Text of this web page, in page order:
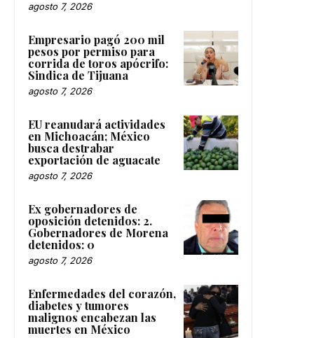
agosto 7, 2026
Empresario pagó 200 mil
pesos por permiso para
corrida de toros apócrifo:
Sindica de Tijuana
agosto 7, 2026
EU reanudará actividades
en Michoacán; México
busca destrabar
exportación de aguacate
agosto 7, 2026
Ex gobernadores de
oposición detenidos: 2.
Gobernadores de Morena
detenidos: 0
agosto 7, 2026
Enfermedades del corazón,
diabetes y tumores
malignos encabezan las
muertes en México